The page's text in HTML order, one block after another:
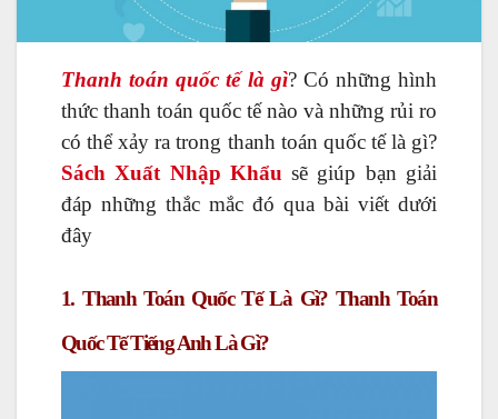
Thanh toán quốc tế là gì? Có những hình
thức thanh toán quốc tế nào và những rủi ro
có thể xảy ra trong thanh toán quốc tế là gì?
Sách Xuất Nhập Khẩu sẽ giúp bạn giải
đáp những thắc mắc đó qua bài viết dưới
đây
1. Thanh Toán Quốc Tế Là Gì? Thanh Toán
Quốc Tế Tiếng Anh Là Gì?